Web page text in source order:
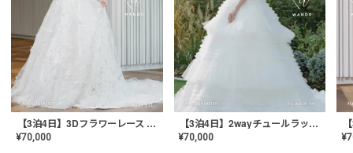
【3泊4日】3Dフラワーレース ドレス〈PD-WDOR-331〉
¥70,000
【3泊4日】2wayチュールラッフルドレス〈PD-WDOR-341RTL〉
¥70,000 ¥